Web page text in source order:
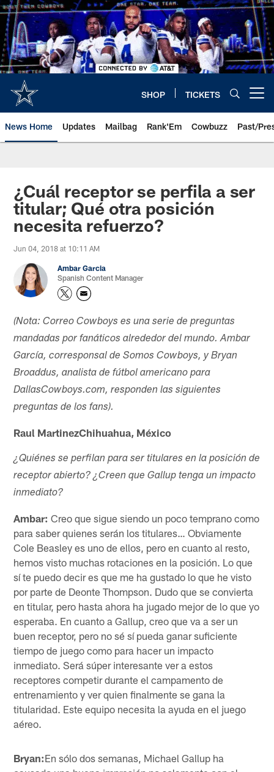
Skip
to
main
content
SHOP TICKETS
News Home Updates Mailbag Rank'Em Cowbuzz Past/
¿Cuál receptor se perfila a ser
titular; Qué otra posición
necesita refuerzo?
Jun 04, 2018 at 10:11 AM
Ambar Garcia
Spanish Content Manager
(Nota: Correo Cowboys es una serie de preguntas
mandadas por fanáticos alrededor del mundo. Ambar
García, corresponsal de Somos Cowboys, y Bryan
Broaddus, analista de fútbol americano para
DallasCowboys.com, responden las siguientes
preguntas de los fans).
Raul MartinezChihuahua, México
¿Quiénes se perfilan para ser titulares en la posición de
receptor abierto? ¿Creen que Gallup tenga un impacto
inmediato?
Ambar: Creo que sigue siendo un poco temprano como
para saber quienes serán los titulares… Obviamente
Cole Beasley es uno de ellos, pero en cuanto al resto,
hemos visto muchas rotaciones en la posición. Lo que
sí te puedo decir es que me ha gustado lo que he visto
por parte de Deonte Thompson. Dudo que se convierta
en titular, pero hasta ahora ha jugado mejor de lo que yo
esperaba. En cuanto a Gallup, creo que va a ser un
buen receptor, pero no sé sí pueda ganar suficiente
tiempo de juego como para hacer un impacto
inmediato. Será súper interesante ver a estos
receptores competir durante el campamento de
entrenamiento y ver quien finalmente se gana la
titularidad. Este equipo necesita la ayuda en el juego
aéreo.
Bryan:En sólo dos semanas, Michael Gallup ha